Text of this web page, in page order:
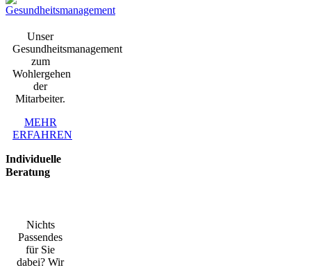
Unser
Gesundheitsmanagement
zum
Wohlergehen
der
Mitarbeiter.
MEHR
ERFAHREN
Individuelle
Beratung
Nichts
Passendes
für Sie
dabei? Wir